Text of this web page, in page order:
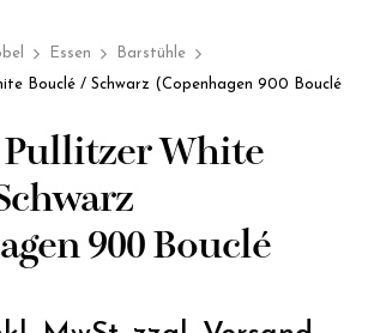
Essen
Barstühle
Bouclé / Schwarz (Copenhagen 900 Bouclé
White
900 Bouclé